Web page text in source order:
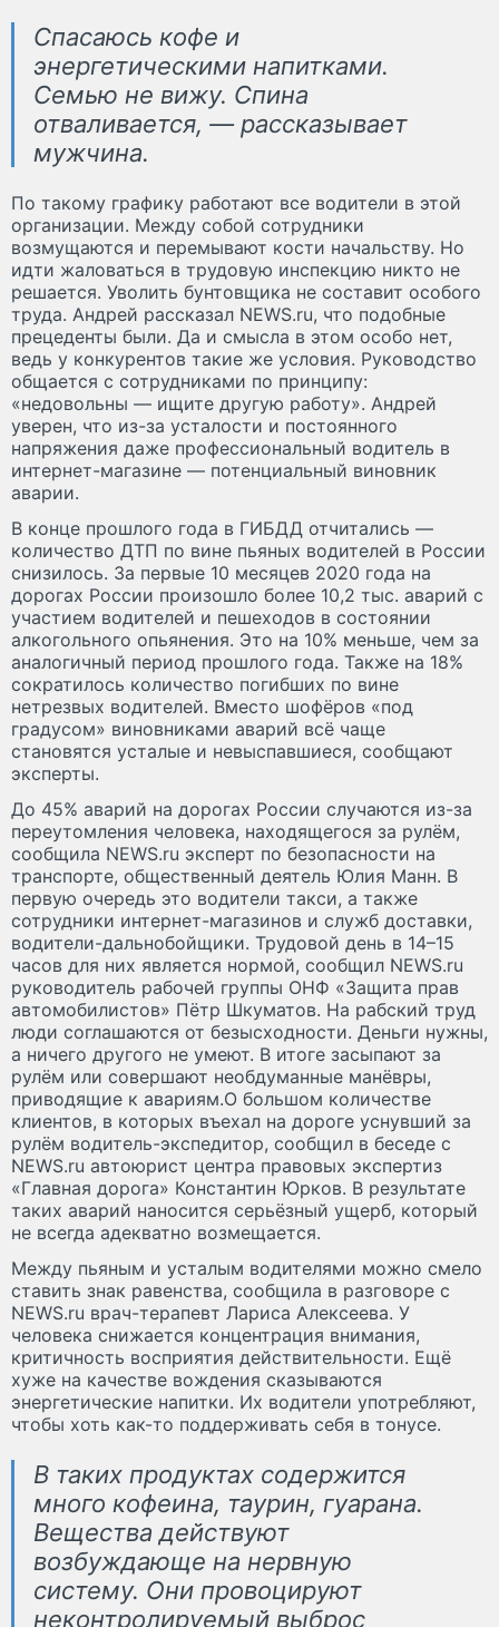
Спасаюсь кофе и
энергетическими напитками.
Семью не вижу. Спина
отваливается, — рассказывает
мужчина.
По такому графику работают все водители в этой
организации. Между собой сотрудники
возмущаются и перемывают кости начальству. Но
идти жаловаться в трудовую инспекцию никто не
решается. Уволить бунтовщика не составит особого
труда. Андрей рассказал NEWS.ru, что подобные
прецеденты были. Да и смысла в этом особо нет,
ведь у конкурентов такие же условия. Руководство
общается с сотрудниками по принципу:
«недовольны — ищите другую работу». Андрей
уверен, что из-за усталости и постоянного
напряжения даже профессиональный водитель в
интернет-магазине — потенциальный виновник
аварии.
В конце прошлого года в ГИБДД отчитались —
количество ДТП по вине пьяных водителей в России
снизилось. За первые 10 месяцев 2020 года на
дорогах России произошло более 10,2 тыс. аварий с
участием водителей и пешеходов в состоянии
алкогольного опьянения. Это на 10% меньше, чем за
аналогичный период прошлого года. Также на 18%
сократилось количество погибших по вине
нетрезвых водителей. Вместо шофёров «под
градусом» виновниками аварий всё чаще
становятся усталые и невыспавшиеся, сообщают
эксперты.
До 45% аварий на дорогах России случаются из-за
переутомления человека, находящегося за рулём,
сообщила NEWS.ru эксперт по безопасности на
транспорте, общественный деятель Юлия Манн. В
первую очередь это водители такси, а также
сотрудники интернет-магазинов и служб доставки,
водители-дальнобойщики. Трудовой день в 14–15
часов для них является нормой, сообщил NEWS.ru
руководитель рабочей группы ОНФ «Защита прав
автомобилистов» Пётр Шкуматов. На рабский труд
люди соглашаются от безысходности. Деньги нужны,
а ничего другого не умеют. В итоге засыпают за
рулём или совершают необдуманные манёвры,
приводящие к авариям.О большом количестве
клиентов, в которых въехал на дороге уснувший за
рулём водитель-экспедитор, сообщил в беседе с
NEWS.ru автоюрист центра правовых экспертиз
«Главная дорога» Константин Юрков. В результате
таких аварий наносится серьёзный ущерб, который
не всегда адекватно возмещается.
Между пьяным и усталым водителями можно смело
ставить знак равенства, сообщила в разговоре с
NEWS.ru врач-терапевт Лариса Алексеева. У
человека снижается концентрация внимания,
критичность восприятия действительности. Ещё
хуже на качестве вождения сказываются
энергетические напитки. Их водители употребляют,
чтобы хоть как-то поддерживать себя в тонусе.
В таких продуктах содержится
много кофеина, таурин, гуарана.
Вещества действуют
возбуждающе на нервную
систему. Они провоцируют
неконтролируемый выброс